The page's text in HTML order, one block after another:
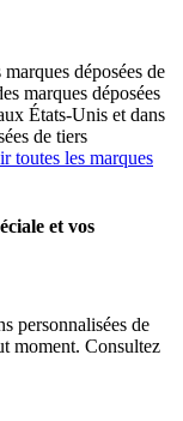
déposées de
marques déposées
États-Unis et dans
de tiers
toutes les marques
et vos
personnalisées de
moment. Consultez